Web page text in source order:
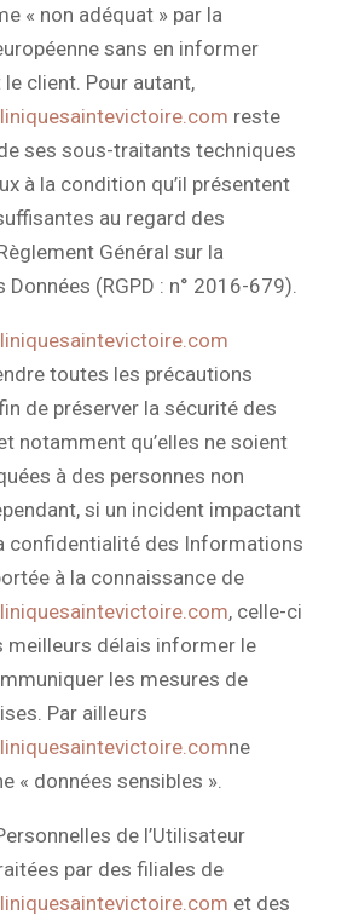
« non adéquat » par la
sans en informer
client. Pour autant,
reste
ses sous-traitants techniques
à la condition qu’il présentent
au regard des
Général sur la
(RGPD : n° 2016-679).
toutes les précautions
de préserver la sécurité des
notamment qu’elles ne soient
à des personnes non
si un incident impactant
confidentialité des Informations
à la connaissance de
, celle-ci
meilleurs délais informer le
les mesures de
Par ailleurs
ne
« données sensibles ».
de l’Utilisateur
par des filiales de
et des